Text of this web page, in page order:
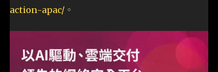
action-apac/ 。